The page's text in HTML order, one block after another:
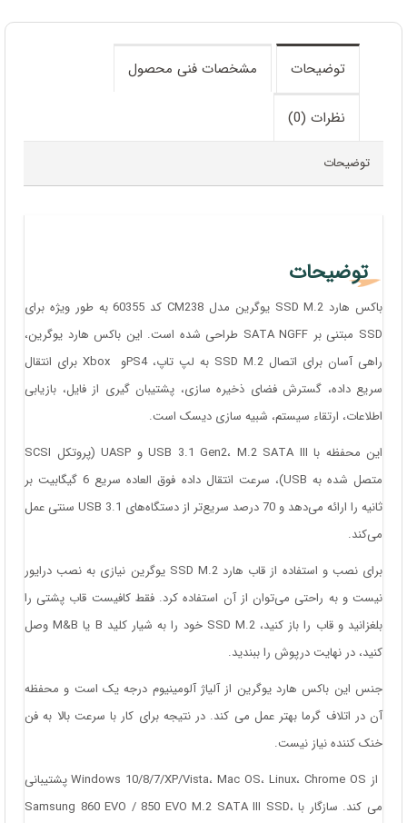
توضیحات مشخصات فنی محصول
نظرات (0)
توضیحات
توضیحات
باکس هارد SSD M.2 یوگرین مدل CM238 کد 60355 به طور ویژه برای
SSD مبتنی بر SATA NGFF طراحی شده است. این باکس هارد یوگرین،
راهی آسان برای اتصال SSD M.2 به لپ تاپ، PS4و Xbox برای انتقال
سریع داده، گسترش فضای ذخیره سازی، پشتیبان گیری از فایل، بازیابی
اطلاعات، ارتقاء سیستم، شبیه سازی دیسک است.
این محفظه با USB 3.1 Gen2، M.2 SATA III و UASP (پروتکل SCSI
متصل شده به USB)، سرعت انتقال داده فوق العاده سریع 6 گیگابیت بر
ثانیه را ارائه می‌دهد و 70 درصد سریع‌تر از دستگاه‌های USB 3.1 سنتی عمل
می‌کند.
برای نصب و استفاده از قاب هارد SSD M.2 یوگرین نیازی به نصب درایور
نیست و به راحتی می‌توان از آن استفاده کرد. فقط کافیست قاب پشتی را
بلغزانید و قاب را باز کنید، SSD M.2 خود را به شیار کلید B یا M&B وصل
کنید، در نهایت درپوش را ببندید.
جنس این باکس هارد یوگرین از آلیاژ آلومینیوم درجه یک است و محفظه
آن در اتلاف گرما بهتر عمل می کند. در نتیجه برای کار با سرعت بالا به فن
خنک کننده نیاز نیست.
از Windows 10/8/7/XP/Vista، Mac OS، Linux، Chrome OS پشتیبانی
می کند. سازگار با Samsung 860 EVO / 850 EVO M.2 SATA III SSD،